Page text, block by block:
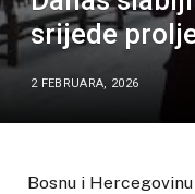
srijede
2 FEBRUARA, 2026
Bosnu i